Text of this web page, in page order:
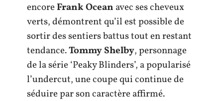
encoreFrank Ocean avec ses cheveux
verts, démontrent qu’il est possible de
sortir des sentiers battus tout en restant
tendance.Tommy Shelby, personnage
de la série ‘Peaky Blinders’, a popularisé
l’undercut, une coupe qui continue de
séduire par son caractère affirmé.